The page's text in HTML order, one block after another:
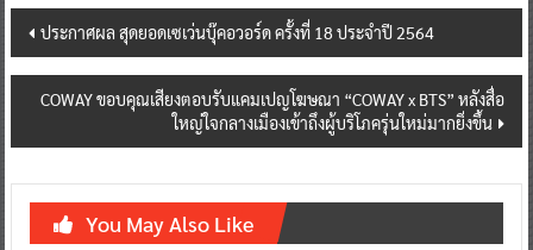
Post
navigation
ประกาศผล สุดยอดเซเว่นบุ๊คอวอร์ด ครั้งที่ 18 ประจำปี 2564
COWAY ขอบคุณเสียงตอบรับแคมเปญโฆษณา “COWAY x BTS” หลังสื่อ
ใหญ่ใจกลางเมืองเข้าถึงผู้บริโภครุ่นใหม่มากยิ่งขึ้น
You May Also Like